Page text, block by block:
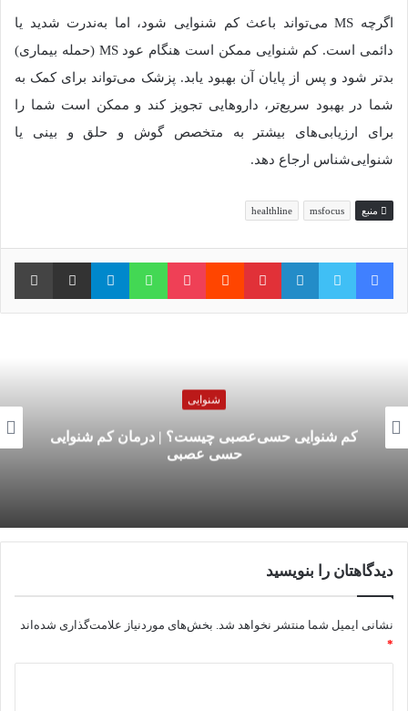
اگرچه MS می‌تواند باعث کم شنوایی شود، اما به‌ندرت شدید یا
دائمی است. کم شنوایی ممکن است هنگام عود MS (حمله بیماری)
بدتر شود و پس از پایان آن بهبود یابد. پزشک می‌تواند برای کمک به
شما در بهبود سریع‌تر، داروهایی تجویز کند و ممکن است شما را
برای ارزیابی‌های بیشتر به متخصص گوش و حلق و بینی یا
شنوایی‌شناس ارجاع دهد.
منبع msfocus
healthline
فیس بوک توییتر لینکدین‫پین‌ترست‫رددیت پاکت واتس آپ تلگرام اشتراک گذاری از طریق ایمیل
شنوایی
کم‌ شنوایی حسی‌عصبی چیست؟ | درمان کم‌ شنوایی
حسی‌ عصبی
دیدگاهتان را بنویسید
نشانی ایمیل شما منتشر نخواهد شد. بخش‌های موردنیاز علامت‌گذاری شده‌اند
*